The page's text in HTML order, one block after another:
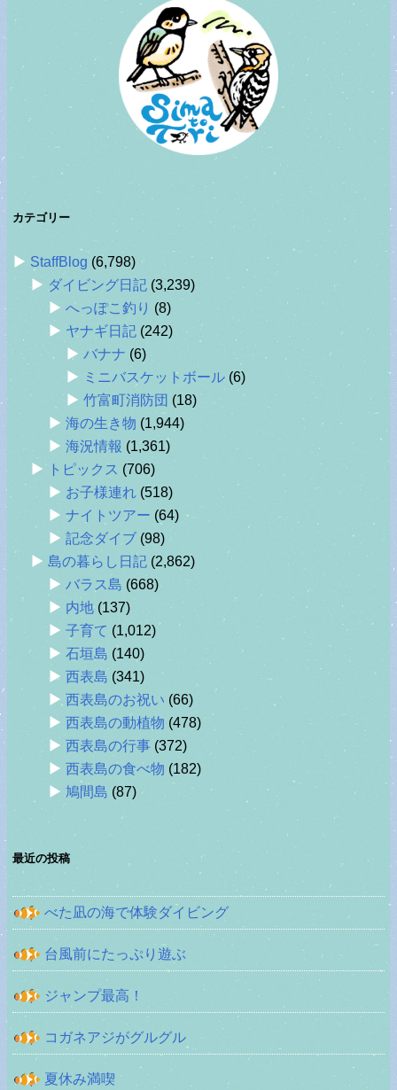
カテゴリー
StaffBlog (6,798)
ダイビング日記 (3,239)
へっぽこ釣り (8)
ヤナギ日記 (242)
バナナ (6)
ミニバスケットボール (6)
竹富町消防団 (18)
海の生き物 (1,944)
海況情報 (1,361)
トピックス (706)
お子様連れ (518)
ナイトツアー (64)
記念ダイブ (98)
島の暮らし日記 (2,862)
バラス島 (668)
内地(137)
子育て (1,012)
石垣島 (140)
西表島 (341)
西表島のお祝い (66)
西表島の動植物 (478)
西表島の行事 (372)
西表島の食べ物 (182)
鳩間島 (87)
最近の投稿
べた凪の海で体験ダイビング
台風前にたっぷり遊ぶ
ジャンプ最高！
コガネアジがグルグル
夏休み満喫